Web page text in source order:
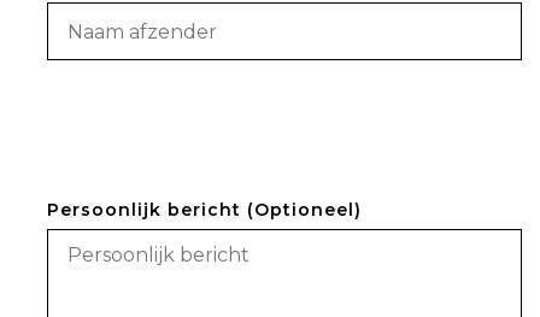
Persoonlijk bericht (Optioneel)